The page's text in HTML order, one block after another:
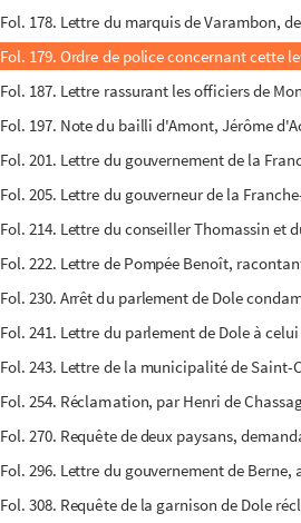
Fol. 178. Lettre du marquis de Varambon,
Fol. 179. Ordre de police concernant cette
Fol. 187. Lettre rassurant les officiers de
Fol. 197. Note du bailli d'Amont, Jérôme
Fol. 201. Lettre du gouvernement de la
Fol. 205. Lettre du gouverneur de la
Fol. 214. Lettre du conseiller Thomassin et
Fol. 222. Lettre de Pompée Benoît,
Fol. 230. Arrêt du parlement de Dole
Fol. 241. Lettre du parlement de Dole à
Fol. 243. Lettre de la municipalité de
Fol. 254. Réclamation, par Henri de
Fol. 270. Requête de deux paysans,
Fol. 296. Lettre du gouvernement de
Fol. 308. Requête de la garnison de Dole